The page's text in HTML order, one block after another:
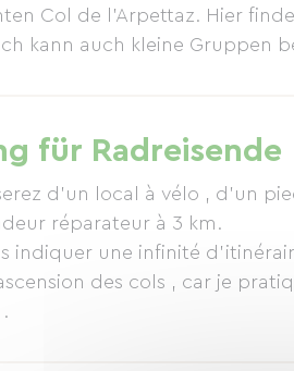
Col de l'Arpettaz. Hier
kann auch kleine Gruppen
für Radreisende
d'un local à vélo , d'un
réparateur à 3 km.
indiquer une infinité
des cols , car je